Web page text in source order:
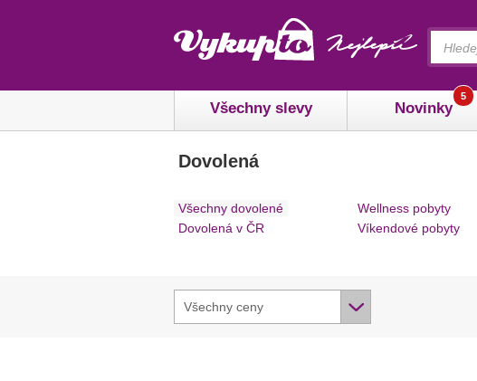
Všechny slevy Novinky
5
Dovolená
Všechny dovolené
Dovolená v ČR
Wellness pobyty
Víkendové pobyty
Všechny ceny